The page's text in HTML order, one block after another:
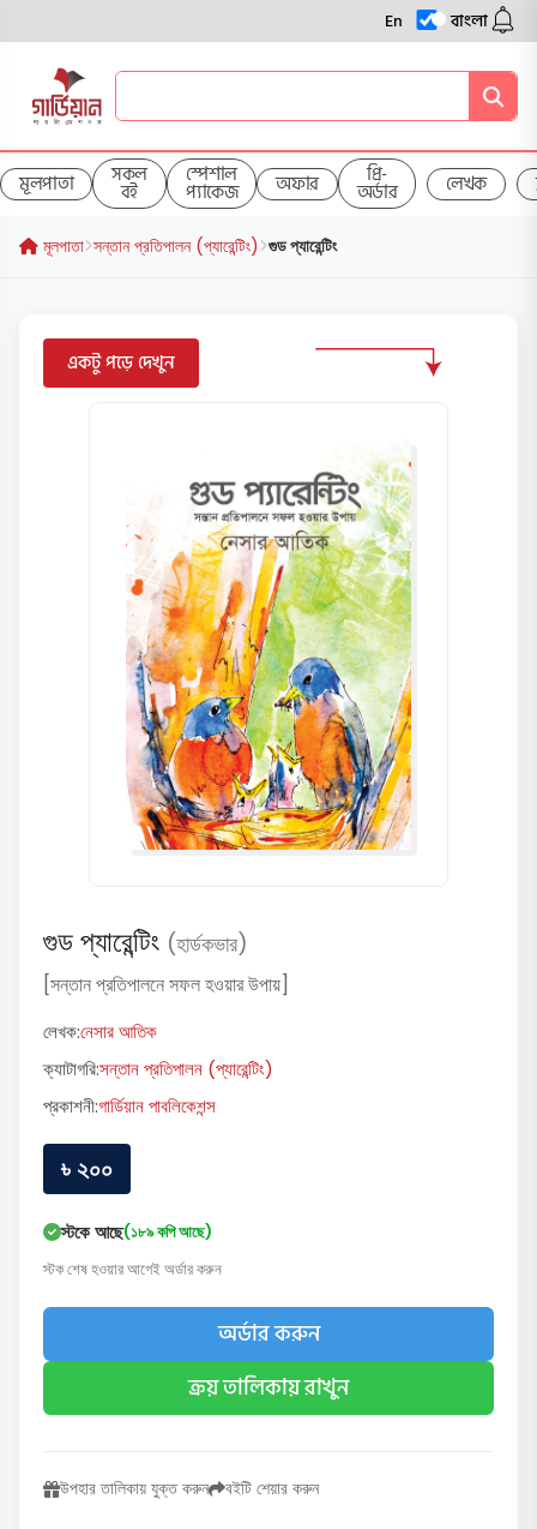
En বাংলা
মূলপাতা সকল
বই
স্পেশাল
প্যাকেজ অফার প্রি-
অর্ডার লেখক
মূলপাতা সন্তান প্রতিপালন (প্যারেন্টিং) গুড প্যারেন্টিং
একটু পড়ে দেখুন
গুড প্যারেন্টিং (হার্ডকভার)
[সন্তান প্রতিপালনে সফল হওয়ার উপায়]
লেখক:নেসার আতিক
ক্যাটাগরি:সন্তান প্রতিপালন (প্যারেন্টিং)
প্রকাশনী:গার্ডিয়ান পাবলিকেশন্স
৳ ২০০
স্টকে আছে(১৮৯ কপি আছে)
স্টক শেষ হওয়ার আগেই অর্ডার করুন
অর্ডার করুন
ক্রয় তালিকায় রাখুন
উপহার তালিকায় যুক্ত করুন বইটি শেয়ার করুন